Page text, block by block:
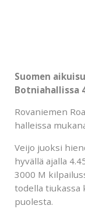
Suomen
Botniahallissa
Rovaniemen
halleissa
Veijo juoksi
hyvällä ajalla
3000 M
todella tiukassa
puolesta.